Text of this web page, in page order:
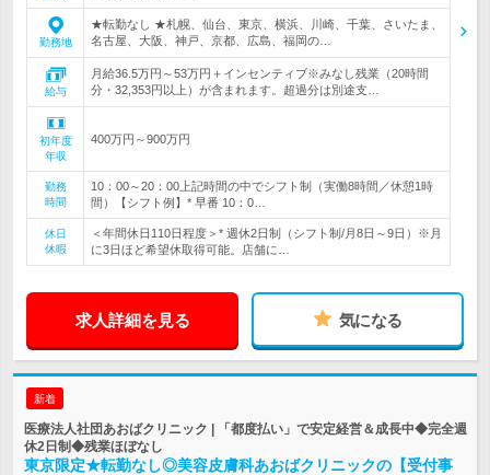
勤務地
★転勤なし ★札幌、仙台、東京、横浜、川崎、千葉、さいたま、
名古屋、大阪、神戸、京都、広島、福岡の…
給与
月給36.5万円～53万円＋インセンティブ※みなし残業（20時間
分・32,353円以上）が含まれます。超過分は別途支…
初年度
年収
400万円～900万円
勤務
時間
10：00～20：00上記時間の中でシフト制（実働8時間／休憩1時
間）【シフト例】* 早番 10：0…
休日
休暇
＜年間休日110日程度＞* 週休2日制（シフト制/月8日～9日）※月
に3日ほど希望休取得可能。店舗に…
求人詳細を見る 気になる
新着
医療法人社団あおばクリニック | 「都度払い」で安定経営＆成長中◆完全週
休2日制◆残業ほぼなし
東京限定★転勤なし◎美容皮膚科あおばクリニックの【受付事